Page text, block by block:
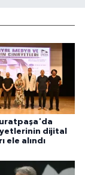
dijital
ele alındı